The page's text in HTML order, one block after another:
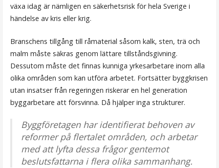
växa idag är nämligen en säkerhetsrisk för hela Sverige i
händelse av kris eller krig.
Branschens tillgång till råmaterial såsom kalk, sten, trä och
malm måste säkras genom lättare tillståndsgivning.
Dessutom måste det finnas kunniga yrkesarbetare inom alla
olika områden som kan utföra arbetet. Fortsätter byggkrisen
utan insatser från regeringen riskerar en hel generation
byggarbetare att försvinna. Då hjälper inga strukturer.
Byggföretagen har identifierat behoven av
reformer på flertalet områden, och arbetar
med att lyfta dessa frågor gentemot
beslutsfattarna i flera olika sammanhang.